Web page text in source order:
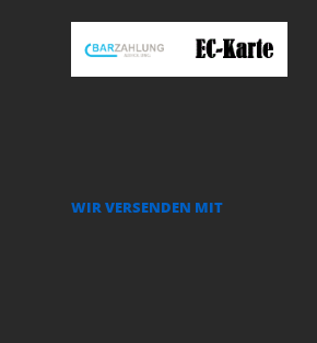
WIR VERSENDEN MIT